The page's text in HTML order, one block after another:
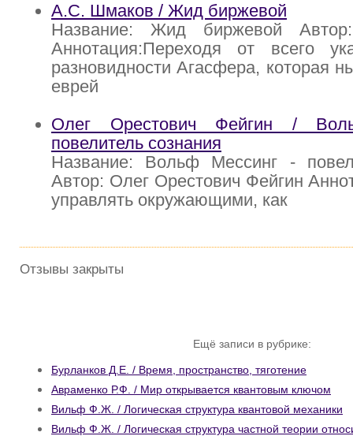
А.С. Шмаков / Жид биржевой
Название: Жид биржевой
Аннотация:Переходя от всего
разновидности Агасфера, которая
еврей
Олег Орестович Фейгин /
повелитель сознания
Название: Вольф Мессинг -
Автор: Олег Орестович Фейгин
управлять окружающими, как
Отзывы закрыты
Ещё записи в рубрике:
Бурланков Д.Е. / Время, пространство, тяготение
Авраменко Р.Ф. / Мир открывается квантовым ключом
Вильф Ф.Ж. / Логическая структура квантовой механики
Вильф Ф.Ж. / Логическая структура частной теории